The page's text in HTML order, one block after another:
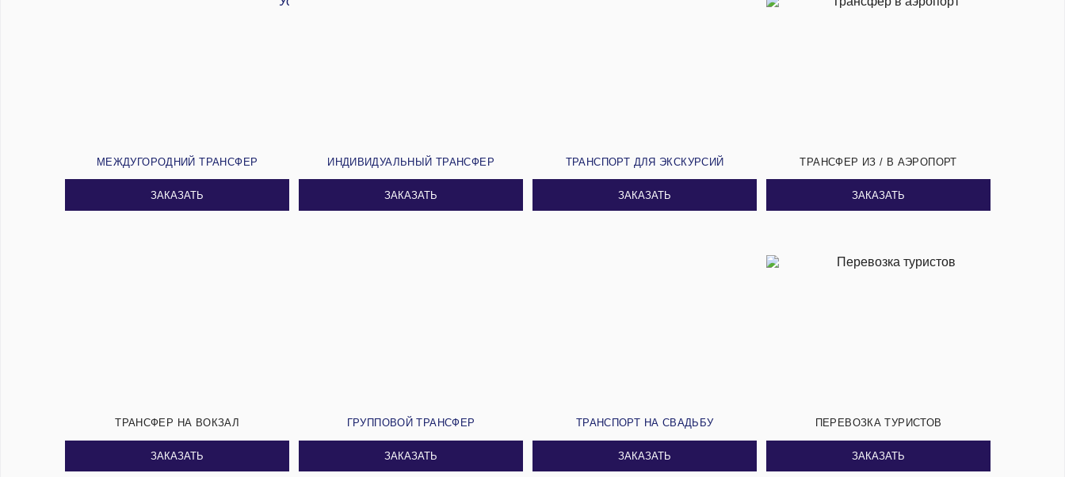
МЕЖДУГОРОДНИЙ ТРАНСФЕР
ЗАКАЗАТЬ
ИНДИВИДУАЛЬНЫЙ ТРАНСФЕР
ЗАКАЗАТЬ
ТРАНСПОРТ ДЛЯ ЭКСКУРСИЙ
ЗАКАЗАТЬ
ТРАНСФЕР ИЗ / В АЭРОПОРТ
ЗАКАЗАТЬ
ТРАНСФЕР НА ВОКЗАЛ
ЗАКАЗАТЬ
ГРУППОВОЙ ТРАНСФЕР
ЗАКАЗАТЬ
ТРАНСПОРТ НА СВАДЬБУ
ЗАКАЗАТЬ
ПЕРЕВОЗКА ТУРИСТОВ
ЗАКАЗАТЬ